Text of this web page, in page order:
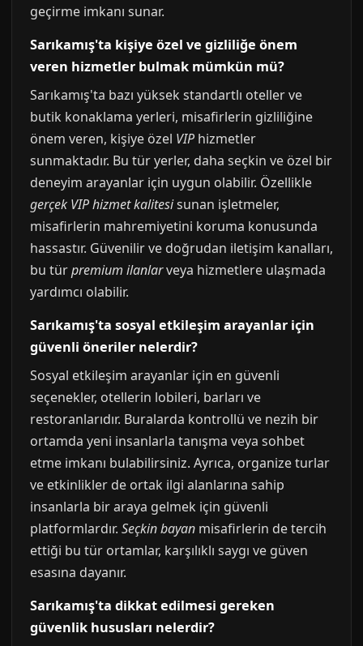
geçirme imkanı sunar.
Sarıkamış'ta kişiye özel ve gizliliğe önem
veren hizmetler bulmak mümkün mü?
Sarıkamış'ta bazı yüksek standartlı oteller ve
butik konaklama yerleri, misafirlerin gizliliğine
önem veren, kişiye özel VIP hizmetler
sunmaktadır. Bu tür yerler, daha seçkin ve özel bir
deneyim arayanlar için uygun olabilir. Özellikle
gerçek VIP hizmet kalitesisunan işletmeler,
misafirlerin mahremiyetini koruma konusunda
hassastır. Güvenilir ve doğrudan iletişim kanalları,
bu türpremium ilanlarveya hizmetlere ulaşmada
yardımcı olabilir.
Sarıkamış'ta sosyal etkileşim arayanlar için
güvenli öneriler nelerdir?
Sosyal etkileşim arayanlar için en güvenli
seçenekler, otellerin lobileri, barları ve
restoranlarıdır. Buralarda kontrollü ve nezih bir
ortamda yeni insanlarla tanışma veya sohbet
etme imkanı bulabilirsiniz. Ayrıca, organize turlar
ve etkinlikler de ortak ilgi alanlarına sahip
insanlarla bir araya gelmek için güvenli
platformlardır. Seçkin bayan misafirlerin de tercih
ettiği bu tür ortamlar, karşılıklı saygı ve güven
esasına dayanır.
Sarıkamış'ta dikkat edilmesi gereken
güvenlik hususları nelerdir?